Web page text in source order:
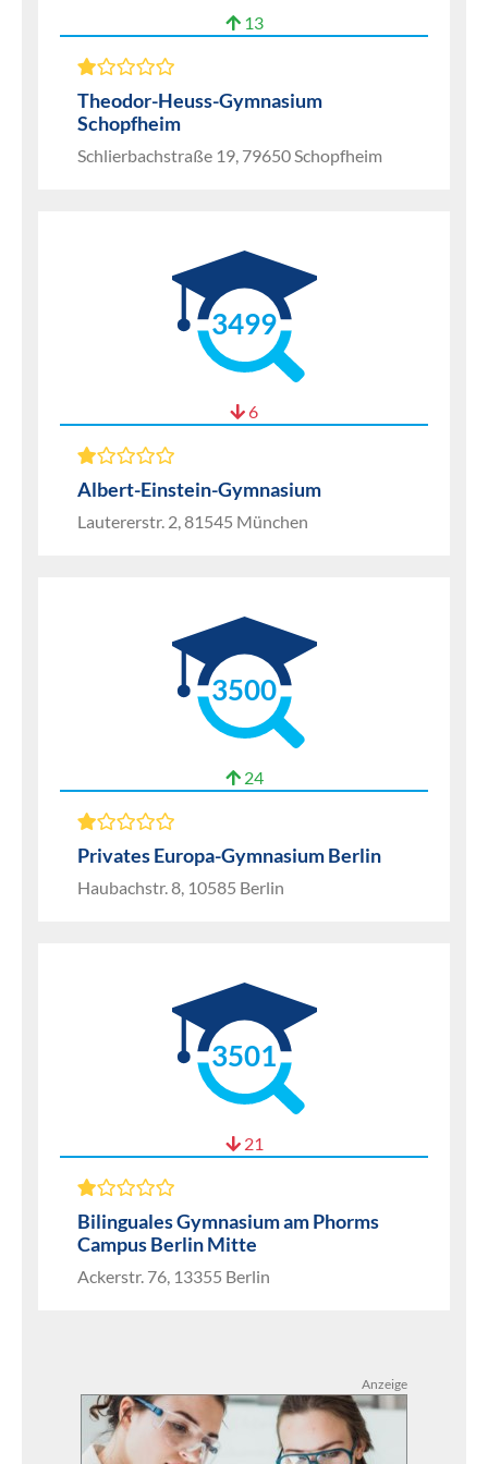
13
Theodor-Heuss-Gymnasium
Schopfheim
Schlierbachstraße 19, 79650 Schopfheim
3499
6
Albert-Einstein-Gymnasium
Lautererstr. 2, 81545 München
3500
24
Privates Europa-Gymnasium Berlin
Haubachstr. 8, 10585 Berlin
3501
21
Bilinguales Gymnasium am Phorms
Campus Berlin Mitte
Ackerstr. 76, 13355 Berlin
Anzeige